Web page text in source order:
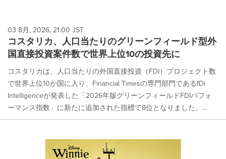
03 8月, 2026, 21:00 JST
コスタリカ、人口当たりのグリーンフィールド型外
国直接投資案件数で世界上位10の投資先に
コスタリカは、人口当たりの外国直接投資（FDI）プロジェクト数
で世界上位10か国に入り、Financial Timesの専門部門であるfDi
Intelligenceが発表した「2026年版グリーンフィールドFDIパフォ
ーマンス指数」に新たに追加された指標で8位となりました。...